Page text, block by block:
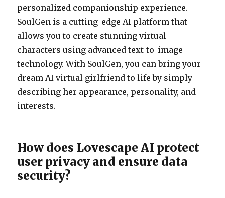
personalized companionship experience.
SoulGen is a cutting-edge AI platform that
allows you to create stunning virtual
characters using advanced text-to-image
technology. With SoulGen, you can bring your
dream AI virtual girlfriend to life by simply
describing her appearance, personality, and
interests.
How does Lovescape AI protect
user privacy and ensure data
security?